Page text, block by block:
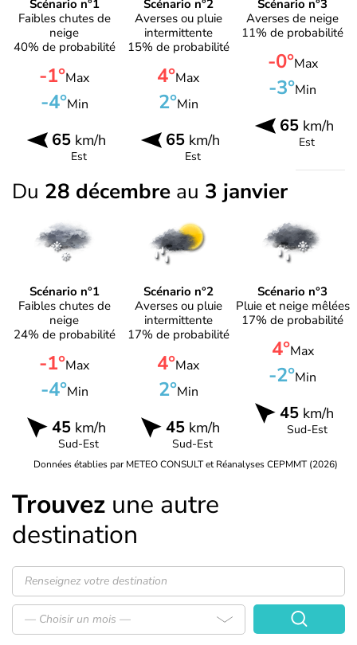
Scénario n°1
Faibles chutes de
neige
40% de probabilité
-1°Max
-4°Min
65km/h
Est
Scénario n°2
Averses ou pluie
intermittente
15% de probabilité
4°Max
2°Min
65km/h
Est
Scénario n°3
Averses de neige
11% de probabilité
-0°Max
-3°Min
65 km/h
Est
Du 28 décembre au 3 janvier
Scénario n°1
Faibles chutes de
neige
24% de probabilité
-1°Max
-4°Min
45km/h
Sud-Est
Scénario n°2
Averses ou pluie
intermittente
17% de probabilité
4°Max
2°Min
45km/h
Sud-Est
Scénario n°3
Pluie et neige mêlées
17% de probabilité
4°Max
-2°Min
45 km/h
Sud-Est
Données établies par METEO CONSULT et Réanalyses CEPMMT (2026)
Trouvez une autre
destination
— Choisir un mois —